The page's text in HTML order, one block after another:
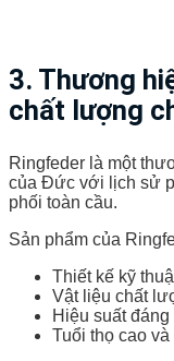
3. Thương
chất lượng
Ringfeder là một
của Đức với lịch sử
phối toàn cầu.
Sản phẩm của
Thiết kế kỹ
Vật liệu chất
Hiệu suất
Tuổi thọ cao